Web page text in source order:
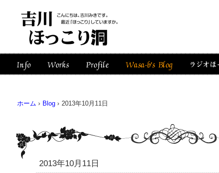
ホーム › Blog › 2013年10月11日
2013年10月11日